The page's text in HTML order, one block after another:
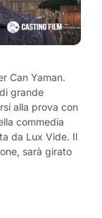
Can Yaman.
grande
alla prova con
commedia
da Lux Vide. Il
sarà girato